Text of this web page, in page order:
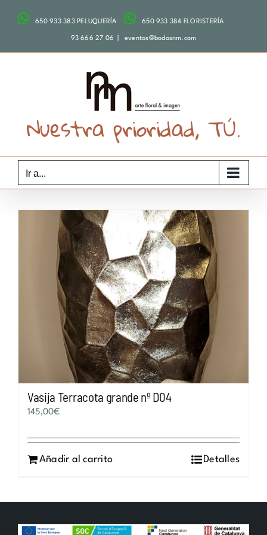
650 933 383 PELUQUERÍA 650 933 384 FLORISTERÍA
93 666 27 06 eventos@bodasnm.com
Nuestra prioridad, TÚ.
Ir a...
Vasija Terracota grande nº D04
145,00€
Añadir al carrito Detalles